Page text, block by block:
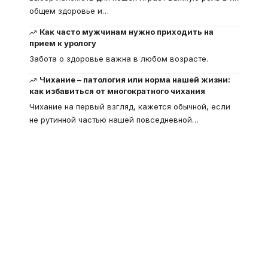
общем здоровье и…
Как часто мужчинам нужно приходить на
прием к урологу
Забота о здоровье важна в любом возрасте.
Чихание – патология или норма нашей жизни:
как избавиться от многократного чихания
Чихание на первый взгляд, кажется обычной, если
не рутинной частью нашей повседневной…